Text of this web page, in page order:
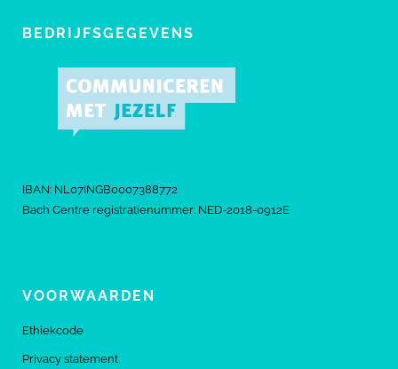
BEDRIJFSGEGEVENS
IBAN: NL07INGB0007388772
Bach Centre registratienummer: NED-2018-0912E
VOORWAARDEN
Ethiekcode
Privacy statement